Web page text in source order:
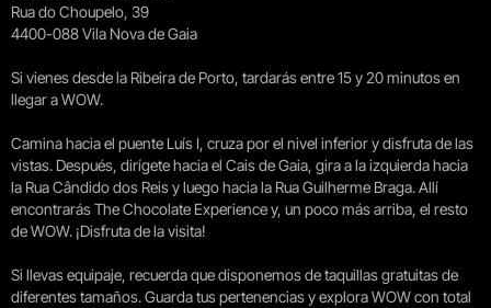
Rua do Choupelo, 39
4400-088 Vila Nova de Gaia
Si vienes desde la Ribeira de Porto, tardarás entre 15 y 20 minutos en
llegar a WOW.
Camina hacia el puente Luís I, cruza por el nivel inferior y disfruta de las
vistas. Después, dirígete hacia el Cais de Gaia, gira a la izquierda hacia
la Rua Cândido dos Reis y luego hacia la Rua Guilherme Braga. Allí
encontrarás The Chocolate Experience y, un poco más arriba, el resto
de WOW. ¡Disfruta de la visita!
Si llevas equipaje, recuerda que disponemos de taquillas gratuitas de
diferentes tamaños. Guarda tus pertenencias y explora WOW con total